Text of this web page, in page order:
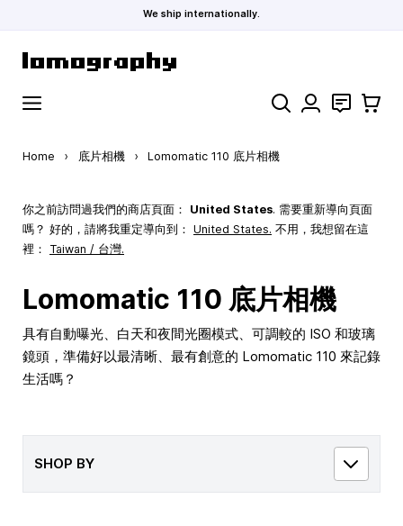
We ship internationally.
Search 聯絡 購物車
Home › 底片相機 › Lomomatic 110 底片相機
你之前訪問過我們的商店頁面： United States. 需要重新導向頁面
嗎？ 好的，請將我重定導向到： United States. 不用，我想留在這
裡： Taiwan / 台灣.
Lomomatic 110 底片相機
具有自動曝光、白天和夜間光圈模式、可調較的 ISO 和玻璃
鏡頭，準備好以最清晰、最有創意的 Lomomatic 110 來記錄
生活嗎？
SHOP BY